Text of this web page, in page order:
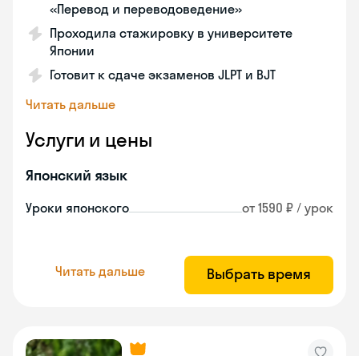
«Перевод и переводоведение»
Проходила стажировку в университете
Японии
Готовит к сдаче экзаменов JLPT и BJT
Читать дальше
Услуги и цены
Японский язык
Уроки японского от 1590 ₽ / урок
Читать дальше Выбрать время